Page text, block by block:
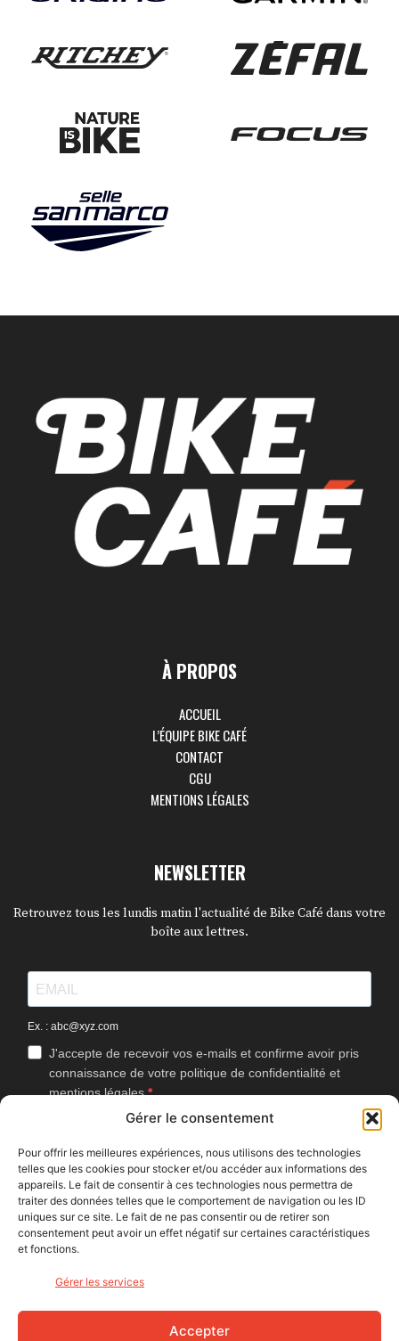
Gérer le consentement
Pour offrir les meilleures expériences, nous utilisons des technologies
telles que les cookies pour stocker et/ou accéder aux informations des
appareils. Le fait de consentir à ces technologies nous permettra de
traiter des données telles que le comportement de navigation ou les ID
uniques sur ce site. Le fait de ne pas consentir ou de retirer son
consentement peut avoir un effet négatif sur certaines caractéristiques
et fonctions.
Gérer les services
Accepter
À PROPOS
ACCUEIL
L’ÉQUIPE BIKE CAFÉ
CONTACT
CGU
MENTIONS LÉGALES
NEWSLETTER
Retrouvez tous les lundis matin l'actualité de Bike Café dans votre
boîte aux lettres.
Ex. : abc@xyz.com
J'accepte de recevoir vos e-mails et confirme avoir pris
connaissance de votre politique de confidentialité et
mentions légales.
Vous pouvez vous désinscrire à tout moment en cliquant sur le lien
J'accepte que Bike Café mesure l'ouverture des
newsletters afin d'améliorer les contenus proposés.
S'INSCRIRE
NOUS SUIVRE